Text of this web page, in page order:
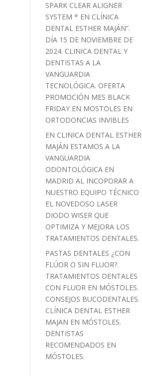
SPARK CLEAR ALIGNER
SYSTEM * EN CLÍNICA
DENTAL ESTHER MAJÁN”.
DÍA 15 DE NOVIEMBRE DE
2024. CLINICA DENTAL Y
DENTISTAS A LA
VANGUARDIA
TECNOLÓGICA. OFERTA
PROMOCIÓN MES BLACK
FRIDAY EN MOSTOLES EN
ORTODONCIAS INVIBLES
EN CLINICA DENTAL ESTHER
MAJÁN ESTAMOS A LA
VANGUARDIA
ODONTOLÓGICA EN
MADRID AL INCOPORAR A
NUESTRO EQUIPO TÉCNICO
EL NOVEDOSO LASER
DIODO WISER QUE
OPTIMIZA Y MEJORA LOS
TRATAMIENTOS DENTALES.
PASTAS DENTALES ¿CON
FLÚOR O SIN FLUOR?.
TRATAMIENTOS DENTALES
CON FLUOR EN MÓSTOLES.
CONSEJOS BUCODENTALES.
CLÍNICA DENTAL ESTHER
MAJAN EN MÓSTOLES.
DENTISTAS
RECOMENDADOS EN
MÓSTOLES.